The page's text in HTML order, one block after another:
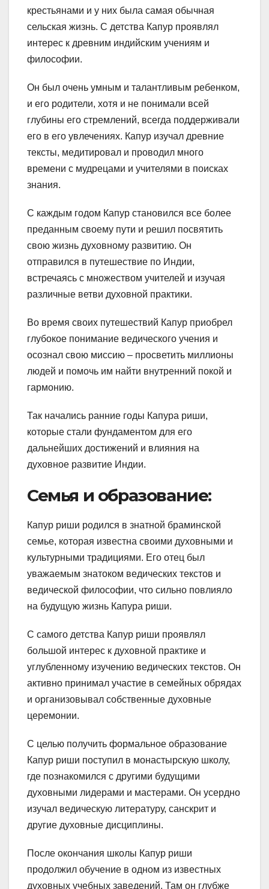
крестьянами и у них была самая обычная
сельская жизнь. С детства Капур проявлял
интерес к древним индийским учениям и
философии.
Он был очень умным и талантливым ребенком,
и его родители, хотя и не понимали всей
глубины его стремлений, всегда поддерживали
его в его увлечениях. Капур изучал древние
тексты, медитировал и проводил много
времени с мудрецами и учителями в поисках
знания.
С каждым годом Капур становился все более
преданным своему пути и решил посвятить
свою жизнь духовному развитию. Он
отправился в путешествие по Индии,
встречаясь с множеством учителей и изучая
различные ветви духовной практики.
Во время своих путешествий Капур приобрел
глубокое понимание ведического учения и
осознал свою миссию – просветить миллионы
людей и помочь им найти внутренний покой и
гармонию.
Так начались ранние годы Капура риши,
которые стали фундаментом для его
дальнейших достижений и влияния на
духовное развитие Индии.
Семья и образование:
Капур риши родился в знатной браминской
семье, которая известна своими духовными и
культурными традициями. Его отец был
уважаемым знатоком ведических текстов и
ведической философии, что сильно повлияло
на будущую жизнь Капура риши.
С самого детства Капур риши проявлял
большой интерес к духовной практике и
углубленному изучению ведических текстов. Он
активно принимал участие в семейных обрядах
и организовывал собственные духовные
церемонии.
С целью получить формальное образование
Капур риши поступил в монастырскую школу,
где познакомился с другими будущими
духовными лидерами и мастерами. Он усердно
изучал ведическую литературу, санскрит и
другие духовные дисциплины.
После окончания школы Капур риши
продолжил обучение в одном из известных
духовных учебных заведений. Там он глубже